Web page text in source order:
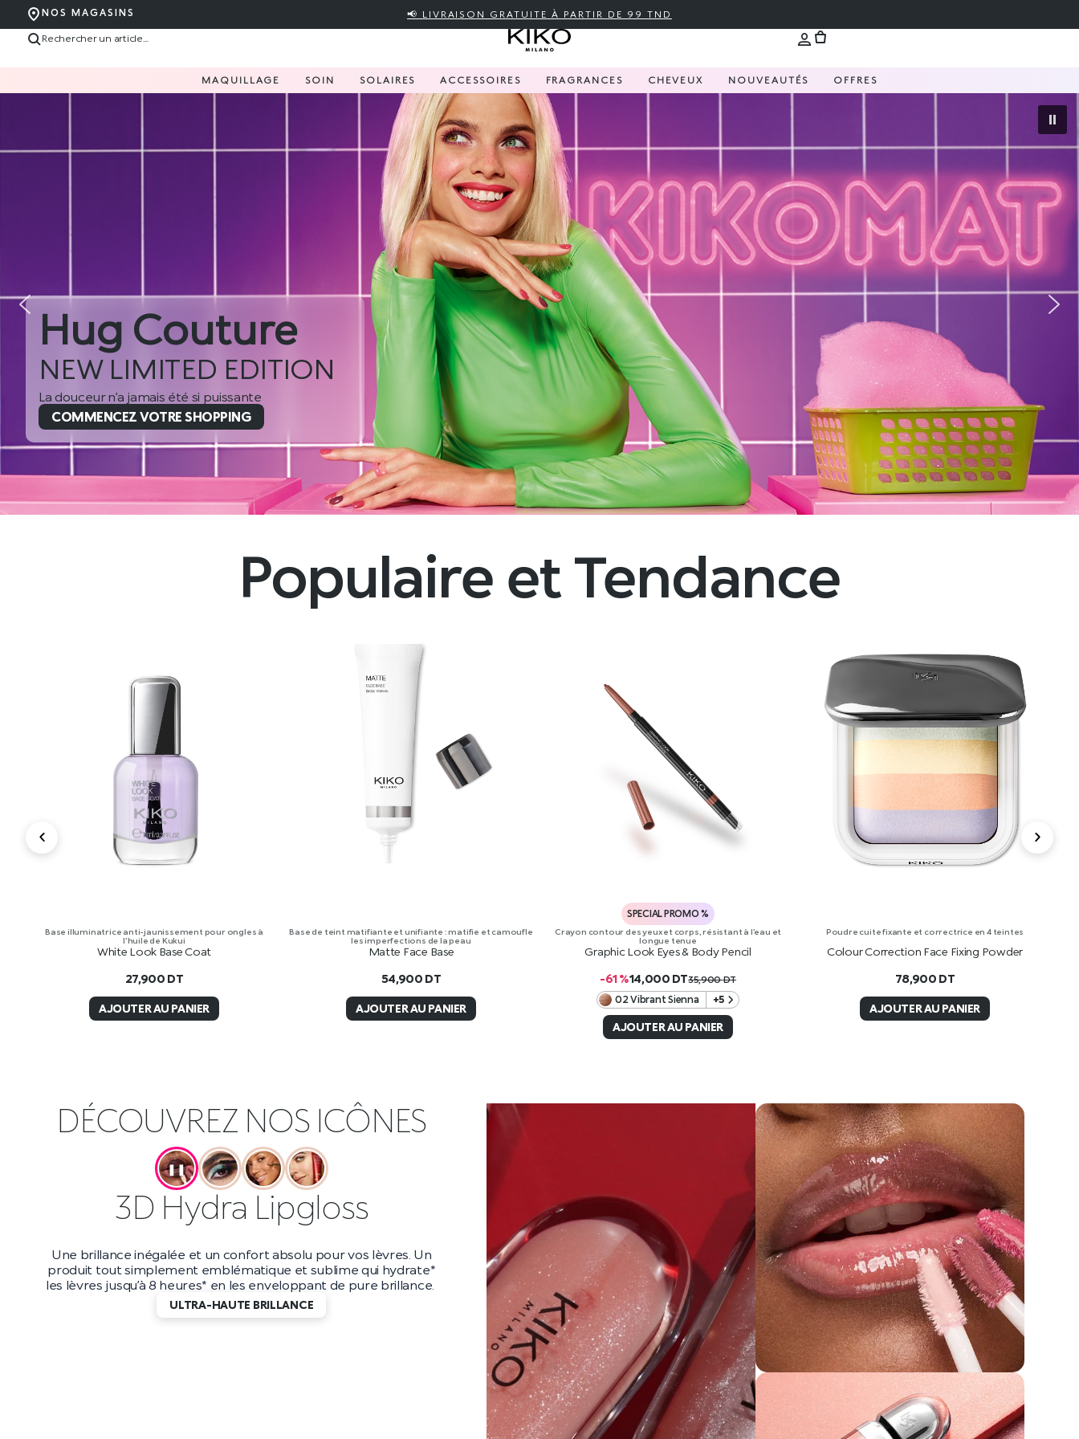
NOS MAGASINS 📢 LIVRAISON GRATUITE À PARTIR DE 99 TND
MAQUILLAGE SOIN SOLAIRES ACCESSOIRES FRAGRANCES CHEVEUX NOUVEAUTÉS OFFRES
Nouvelle Love
Fusion
Une histoire d’amour qui mêle soin et
COMMENCEZ VOTRE SHOPPING
Populaire et Tendance
Base illuminatrice anti-jaunissement pour ongles à
l’huile de Kukui
White Look Base Coat
27,900 DT
AJOUTER AU PANIER
Base de teint matifiante et unifiante : matifie et camoufle
les imperfections de la peau
Matte Face Base
54,900 DT
AJOUTER AU PANIER
SPECIAL PROMO %
Crayon contour des yeux et corps, résistant à l’eau et
longue tenue
Graphic Look Eyes & Body Pencil
-61 %14,000 DT35,900DT
02 Vibrant Sienna +5
AJOUTER AU PANIER
Poudre cuite fixante et correctrice en 4 teintes
Colour Correction Face Fixing Powder
78,900 DT
AJOUTER AU PANIER
DÉCOUVREZ NOS ICÔNES
❚❚
Maxi Mod Mascara
Boostez votre volume jusqu’à 200 %* avec ce mascara audacieux
et longue tenue. Avec une tenue jusqu’à 10 heures** et un
applicateur petit et précis, vous obtiendrez des cils
incroyablement longs qui durent jusqu’au bout de la nuit.
DES CILS EFFET WOW